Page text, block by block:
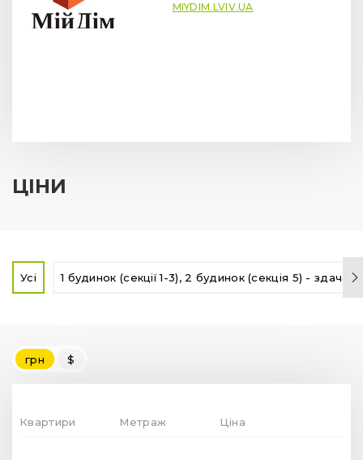
MIYDIM.LVIV.UA
ЦІНИ
Усі 1 будинок (секції 1-3), 2 будинок (секція 5) - здача
грн $
Квартири Метраж Ціна